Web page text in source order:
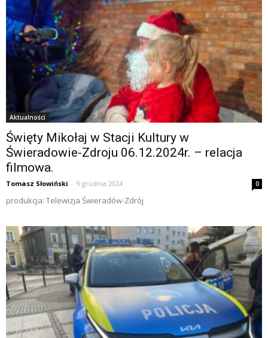
Aktualności
Święty Mikołaj w Stacji Kultury w
Świeradowie-Zdroju 06.12.2024r. – relacja
filmowa.
Tomasz Słowiński - 9 grudnia 2024 0
produkcja: Telewizja Świeradów-Zdrój